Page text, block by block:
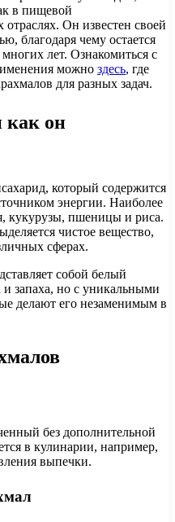
в пищевой
Он известен своей
благодаря чему остается
лет. Ознакомиться с
можно здесь, где
для разных задач.
как он
который содержится
энергии. Наиболее
кукурузы, пшеницы и риса.
чистое вещество,
сферах.
собой белый
запаха, но с уникальными
делают его незаменимым в
без дополнительной
в кулинарии, например,
выпечки.